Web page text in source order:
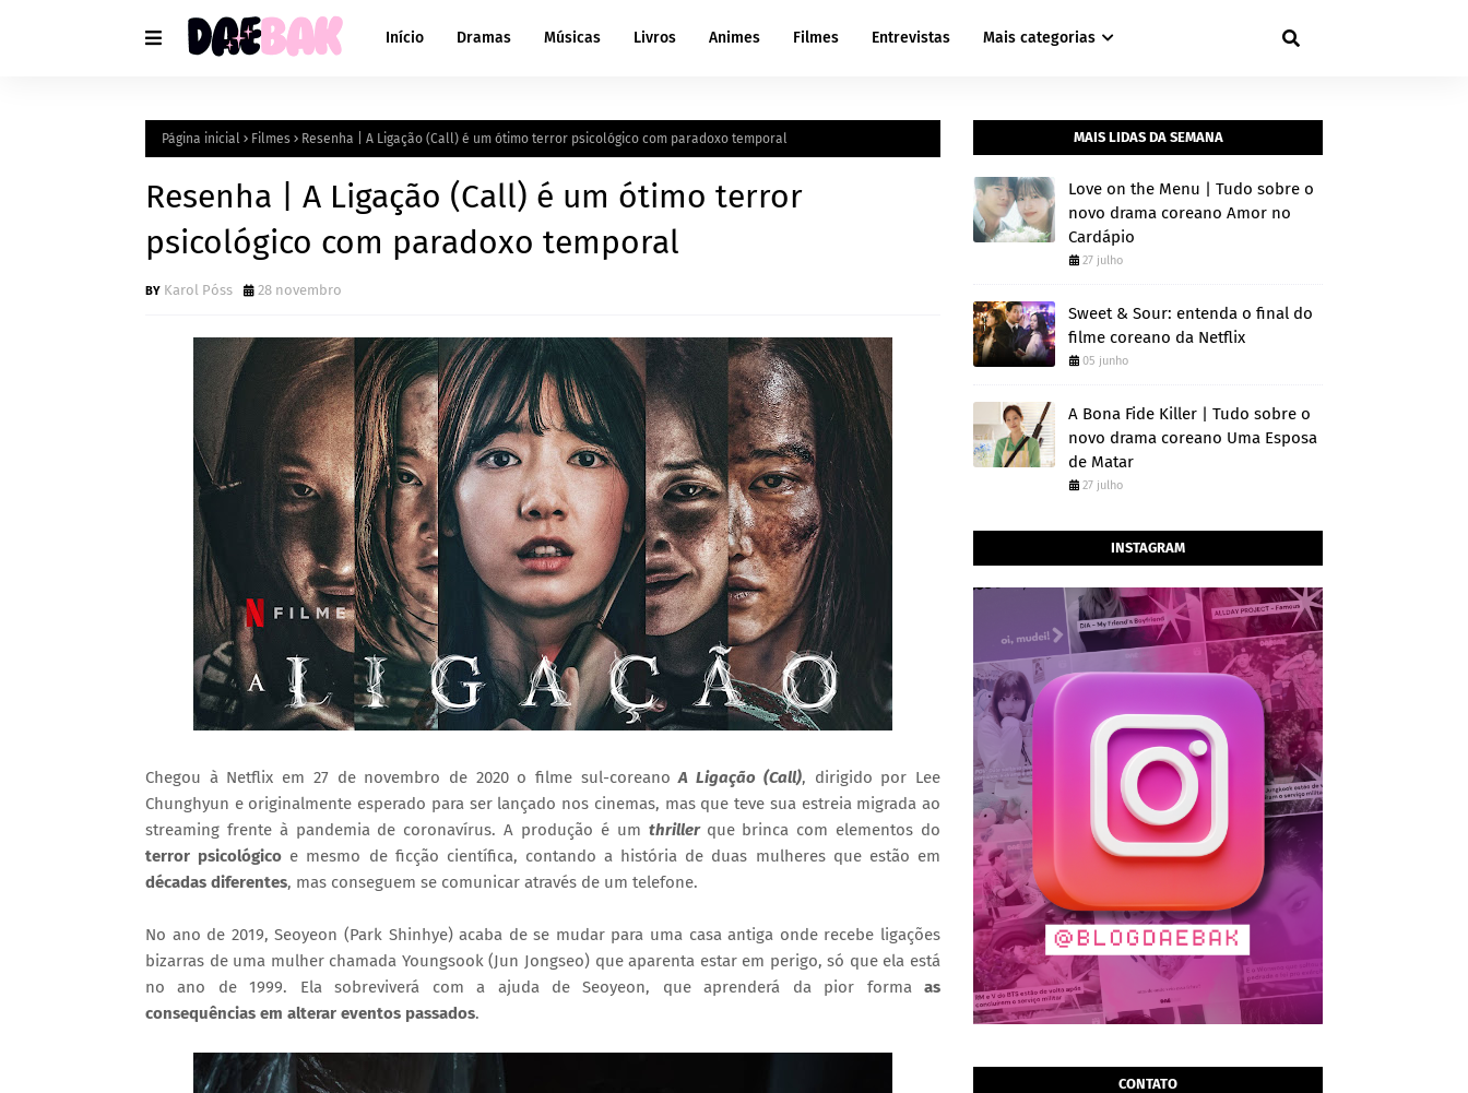
Início Dramas Músicas Livros Animes Filmes Entrevistas Mais categorias
Página inicial Filmes Resenha | A Ligação (Call) é um ótimo terror psicológico com paradoxo temporal
Resenha | A Ligação (Call) é um ótimo terror
psicológico com paradoxo temporal
Karol Póss 28 novembro
Chegou à Netflix em 27 de novembro de 2020 o filme sul-coreanoA Ligação (Call), dirigido por Lee
Chunghyun e originalmente esperado para ser lançado nos cinemas, mas que teve sua estreia migrada ao
streaming frente à pandemia de coronavírus. A produção é um thriller que brinca com elementos do
terror psicológico e mesmo de ficção científica, contando a história de duas mulheres que estão em
décadas diferentes, mas conseguem se comunicar através de um telefone.
No ano de 2019, Seoyeon (Park Shinhye) acaba de se mudar para uma casa antiga onde recebe ligações
bizarras de uma mulher chamada Youngsook (Jun Jongseo) que aparenta estar em perigo, só que ela está
no ano de 1999. Ela sobreviverá com a ajuda de Seoyeon, que aprenderá da pior forma as
consequências em alterar eventos passados.
MAIS LIDAS DA SEMANA
Love on the Menu | Tudo sobre o
novo drama coreano Amor no
Cardápio
27 julho
Sweet & Sour: entenda o final do
filme coreano da Netflix
05 junho
A Bona Fide Killer | Tudo sobre o
novo drama coreano Uma Esposa
de Matar
27 julho
INSTAGRAM
CONTATO